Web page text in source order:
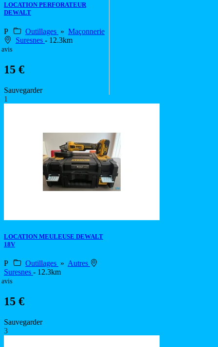
LOCATION PERFORATEUR
DEWALT
P Outillages » Maçonnerie
Suresnes - 12.3km
avis
15 €
Sauvegarder
1
LOCATION MEULEUSE DEWALT
18V
P Outillages » Autres
Suresnes - 12.3km
avis
15 €
Sauvegarder
3